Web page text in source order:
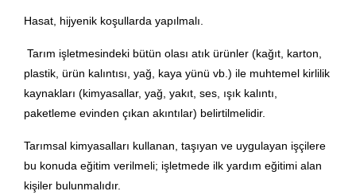
Hasat, hijyenik koşullarda yapılmalı.
Tarım işletmesindeki bütün olası atık ürünler (kağıt, karton,
plastik, ürün kalıntısı, yağ, kaya yünü vb.) ile muhtemel kirlilik
kaynakları (kimyasallar, yağ, yakıt, ses, ışık kalıntı,
paketleme evinden çıkan akıntılar) belirtilmelidir.
Tarımsal kimyasalları kullanan, taşıyan ve uygulayan işçilere
bu konuda eğitim verilmeli; işletmede ilk yardım eğitimi alan
kişiler bulunmalıdır.